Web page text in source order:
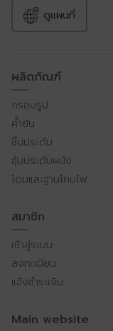
ดูแผนที่
ผลิตภัณฑ์
กรอบรูป
ค้ำยัน
ชิ้นประดับ
ซุ้มประดับผนัง
โดมและฐานโคมไฟ
สมาชิก
เข้าสู่ระบบ
ลงทะเบียน
แจ้งชำระเงิน
Main website